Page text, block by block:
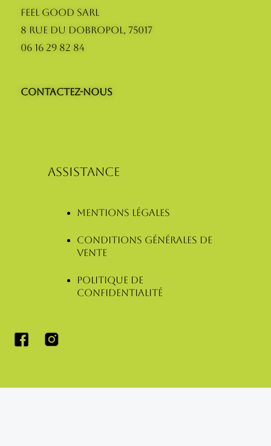
Feel Good SARL
8 Rue du Dobropol, 75017
06 16 29 82 84
Contactez-nous
ASSISTANCE
Mentions légales
Conditions Générales de
Vente
Politique de
confidentialité